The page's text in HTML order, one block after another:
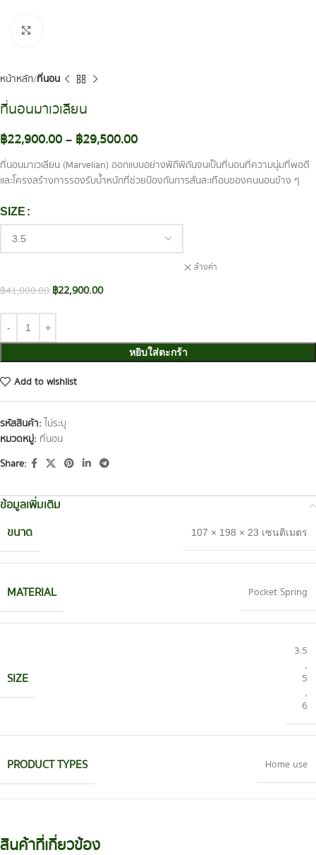
หน้าหลัก ที่นอน
ที่นอนมาเวเลียน
฿22,900.00– ฿29,500.00
ที่นอนมาเวเลียน (Marvelian) ออกแบบอย่างพิถีพิถันจนเป็นที่นอนที่ความนุ่มที่พอดี
และโครงสร้างการรองรับน้ำหนักที่ช่วยป้องกันการสั่นสะเทือนของคนนอนข้าง ๆ
SIZE
ล้างค่า
฿41,000.00 ฿22,900.00
หยิบใส่ตะกร้า
Add to wishlist
รหัสสินค้า: ไม่ระบุ
หมวดหมู่: ที่นอน
Share:
ข้อมูลเพิ่มเติม
ขนาด
107 × 198 × 23 เซนติเมตร
MATERIAL Pocket Spring
SIZE
3.5
5
6
PRODUCT TYPES Home use
สินค้าที่เกี่ยวข้อง